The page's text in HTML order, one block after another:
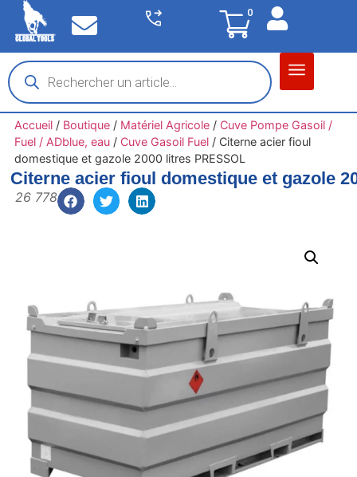
0
Accueil/ Boutique/ Matériel Agricole/ Cuve Pompe Gasoil /
Fuel / ADblue, eau/ Cuve Gasoil Fuel/ Citerne acier fioul
domestique et gazole 2000 litres PRESSOL
Citerne acier fioul domestique et gazole
26 778